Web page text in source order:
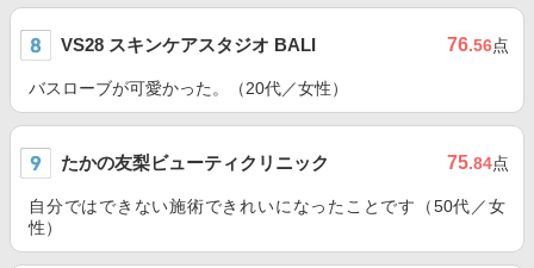
VS28 スキンケアスタジオ BALI 76.56点
バスローブが可愛かった。（20代／女性）
たかの友梨ビューティクリニック 75.84点
自分ではできない施術できれいになったことです（50代／女
性）